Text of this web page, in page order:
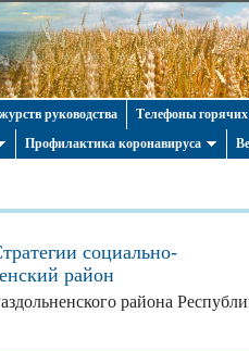
руководства
Телефоны
Профилактика коронавируса
социально-
район
района